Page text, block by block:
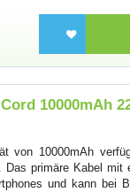
10000mAh
von 10000mAh
primäre Kabel mit
und kann bei